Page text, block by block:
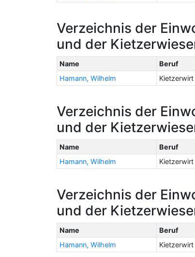
Verzeichnis der
und der
Name Beruf
Hamann, Wilhelm
Kietzerwirt
Verzeichnis der
und der
Name Beruf
Hamann, Wilhelm
Kietzerwirt
Verzeichnis der
und der
Name Beruf
Hamann, Wilhelm
Kietzerwirt